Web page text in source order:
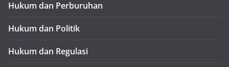
Hukum dan Perburuhan
Hukum dan Politik
Hukum dan Regulasi